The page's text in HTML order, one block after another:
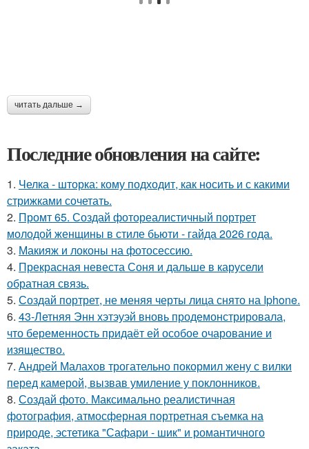
читать дальше →
Последние обновления на сайте:
1. Челка - шторка: кому подходит, как носить и с какими
стрижками сочетать.
2. Промт 65. Создай фотореалистичный портрет
молодой женщины в стиле бьюти - гайда 2026 года.
3. Макияж и локоны на фотосессию.
4. Прекрасная невеста Соня и дальше в карусели
обратная связь.
5. Создай портрет, не меняя черты лица снято на Iphone.
6. 43-Летняя Энн хэтэуэй вновь продемонстрировала,
что беременность придаёт ей особое очарование и
изящество.
7. Андрей Малахов трогательно покормил жену с вилки
перед камерой, вызвав умиление у поклонников.
8. Создай фото. Максимально реалистичная
фотография, атмосферная портретная съемка на
природе, эстетика "Сафари - шик" и романтичного